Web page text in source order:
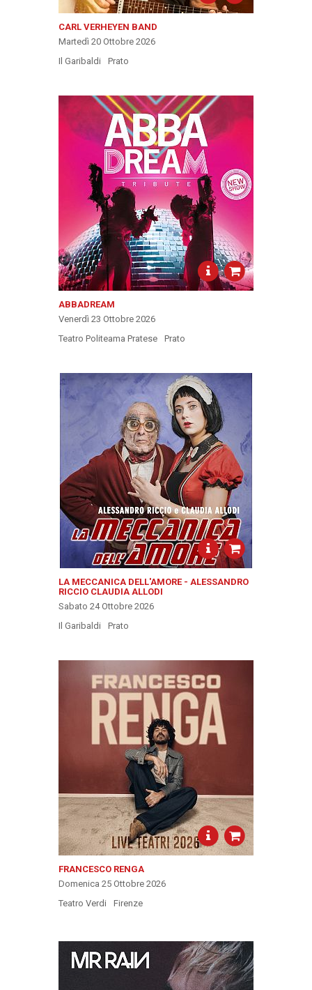
CARL VERHEYEN BAND
Martedì 20 Ottobre 2026
Il Garibaldi
Prato
ABBADREAM
Venerdì 23 Ottobre 2026
Teatro Politeama Pratese
Prato
LA MECCANICA DELL'AMORE - ALESSANDRO
RICCIO CLAUDIA ALLODI
Sabato 24 Ottobre 2026
Il Garibaldi
Prato
FRANCESCO RENGA
Domenica 25 Ottobre 2026
Teatro Verdi
Firenze